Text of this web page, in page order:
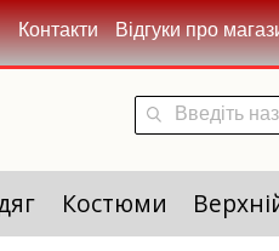
Контакти Відгуки про
Костюми